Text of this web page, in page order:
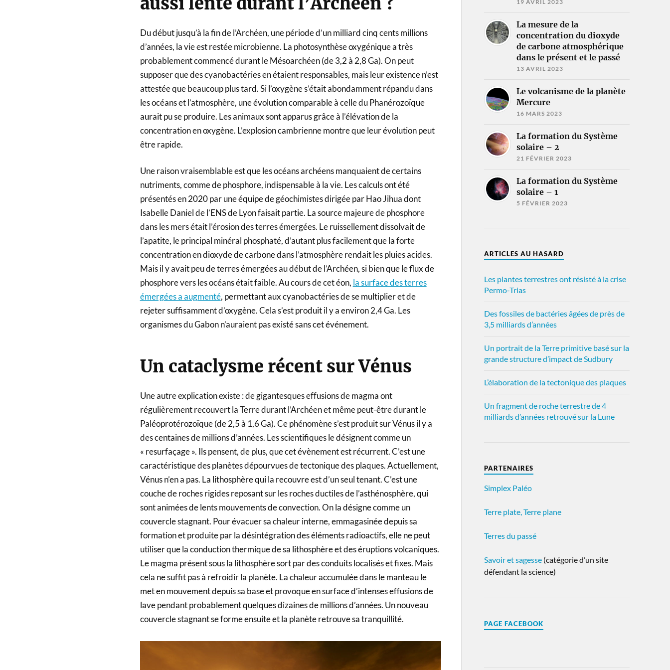
Du début jusqu’à la fin de l’Archéen, une période d’un milliard cinq cents millions
d’années, la vie est restée microbienne. La photosynthèse oxygénique a très
probablement commencé durant le Mésoarchéen (de 3,2 à 2,8 Ga). On peut
supposer que des cyanobactéries en étaient responsables, mais leur existence n’est
attestée que beaucoup plus tard. Si l’oxygène s’était abondamment répandu dans
les océans et l’atmosphère, une évolution comparable à celle du Phanérozoïque
aurait pu se produire. Les animaux sont apparus grâce à l’élévation de la
concentration en oxygène. L’explosion cambrienne montre que leur évolution peut
être rapide.
Une raison vraisemblable est que les océans archéens manquaient de certains
nutriments, comme de phosphore, indispensable à la vie. Les calculs ont été
présentés en 2020 par une équipe de géochimistes dirigée par Hao Jihua dont
Isabelle Daniel de l’ENS de Lyon faisait partie. La source majeure de phosphore
dans les mers était l’érosion des terres émergées. Le ruissellement dissolvait de
l’apatite, le principal minéral phosphaté, d’autant plus facilement que la forte
concentration en dioxyde de carbone dans l’atmosphère rendait les pluies acides.
Mais il y avait peu de terres émergées au début de l’Archéen, si bien que le flux de
phosphore vers les océans était faible. Au cours de cet éon, la surface des terres
émergées a augmenté, permettant aux cyanobactéries de se multiplier et de
rejeter suffisamment d’oxygène. Cela s’est produit il y a environ 2,4 Ga. Les
organismes du Gabon n’auraient pas existé sans cet événement.
Un cataclysme récent sur Vénus
Une autre explication existe : de gigantesques effusions de magma ont
régulièrement recouvert la Terre durant l’Archéen et même peut-être durant le
Paléoprotérozoïque (de 2,5 à 1,6 Ga). Ce phénomène s’est produit sur Vénus il y a
des centaines de millions d’années. Les scientifiques le désignent comme un
« resurfaçage ». Ils pensent, de plus, que cet évènement est récurrent. C’est une
caractéristique des planètes dépourvues de tectonique des plaques. Actuellement,
Vénus n’en a pas. La lithosphère qui la recouvre est d’un seul tenant. C’est une
couche de roches rigides reposant sur les roches ductiles de l’asthénosphère, qui
sont animées de lents mouvements de convection. On la désigne comme un
couvercle stagnant. Pour évacuer sa chaleur interne, emmagasinée depuis sa
formation et produite par la désintégration des éléments radioactifs, elle ne peut
utiliser que la conduction thermique de sa lithosphère et des éruptions volcaniques.
Le magma présent sous la lithosphère sort par des conduits localisés et fixes. Mais
cela ne suffit pas à refroidir la planète. La chaleur accumulée dans le manteau le
met en mouvement depuis sa base et provoque en surface d’intenses effusions de
lave pendant probablement quelques dizaines de millions d’années. Un nouveau
couvercle stagnant se forme ensuite et la planète retrouve sa tranquillité.
19 AVRIL 2023
La mesure de la
concentration du dioxyde
de carbone atmosphérique
dans le présent et le passé
13 AVRIL 2023
Le volcanisme de la planète
Mercure
16 MARS 2023
La formation du Système
solaire – 2
21 FÉVRIER 2023
La formation du Système
solaire – 1
5 FÉVRIER 2023
ARTICLES AU HASARD
Les plantes terrestres ont résisté à la crise
Permo-Trias
Des fossiles de bactéries âgées de près de
3,5 milliards d’années
Un portrait de la Terre primitive basé sur la
grande structure d’impact de Sudbury
L’élaboration de la tectonique des plaques
Un fragment de roche terrestre de 4
milliards d’années retrouvé sur la Lune
PARTENAIRES
Simplex Paléo
Terre plate, Terre plane
Terres du passé
Savoir et sagesse(catégorie d’un site
défendant la science)
PAGE FACEBOOK